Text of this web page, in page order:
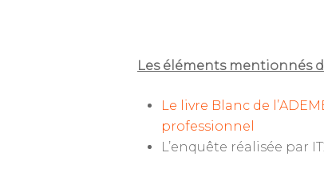
Les éléments mentionnés
Le livre Blanc de
professionnel
L’enquête réalisée par